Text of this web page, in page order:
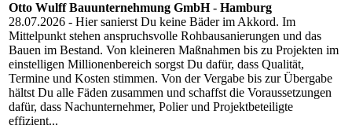
Otto Wulff Bauunternehmung GmbH- Hamburg
28.07.2026 - Hier sanierst Du keine Bäder im Akkord. Im
Mittelpunkt stehen anspruchsvolle Rohbausanierungen und das
Bauen im Bestand. Von kleineren Maßnahmen bis zu Projekten im
einstelligen Millionenbereich sorgst Du dafür, dass Qualität,
Termine und Kosten stimmen. Von der Vergabe bis zur Übergabe
hältst Du alle Fäden zusammen und schaffst die Voraussetzungen
dafür, dass Nachunternehmer, Polier und Projektbeteiligte
effizient...